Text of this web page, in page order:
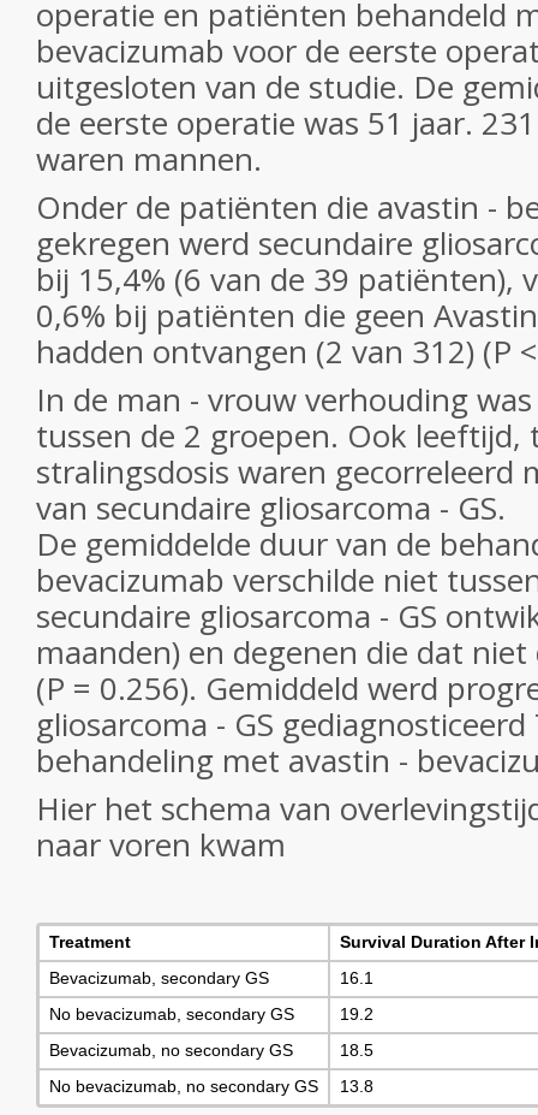
operatie en patiënten behandeld
bevacizumab voor de eerste
uitgesloten van de studie. De
de eerste operatie was 51 jaar.
waren mannen.
Onder de patiënten die avastin -
gekregen werd secundaire
bij 15,4% (6 van de 39 patiënten),
0,6% bij patiënten die geen
hadden ontvangen (2 van 312) (P
In de man - vrouw verhouding
tussen de 2 groepen. Ook leeftijd,
stralingsdosis waren gecorreleerd
van secundaire gliosarcoma - GS.
De gemiddelde duur van de
bevacizumab verschilde niet
secundaire gliosarcoma - GS
maanden) en degenen die dat
(P = 0.256). Gemiddeld werd
gliosarcoma - GS
behandeling met avastin -
Hier het schema van
naar voren kwam
Treatment
Survival Duration After
Bevacizumab, secondary GS
16.1
No bevacizumab, secondary GS
19.2
Bevacizumab, no secondary GS
18.5
No bevacizumab, no secondary GS
13.8